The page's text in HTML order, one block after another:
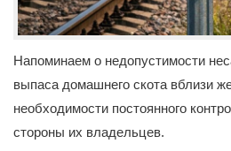
Напоминаем о недопустимости
выпаса домашнего скота вблизи
необходимости постоянного
стороны их владельцев.